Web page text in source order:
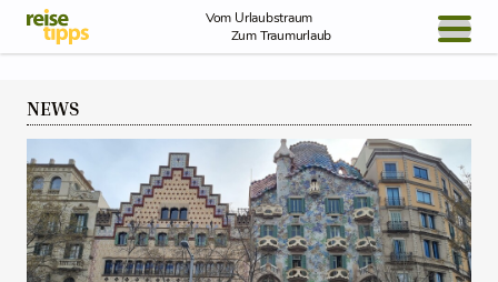
Skip to Content
Vom Urlaubstraum
Zum Traumurlaub
REISEIDEEN
NEWS